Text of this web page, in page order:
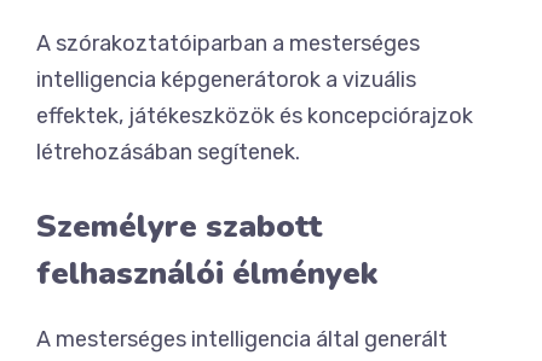
A szórakoztatóiparban a mesterséges
intelligencia képgenerátorok a vizuális
effektek, játékeszközök és koncepciórajzok
létrehozásában segítenek.
Személyre szabott
felhasználói élmények
A mesterséges intelligencia által generált